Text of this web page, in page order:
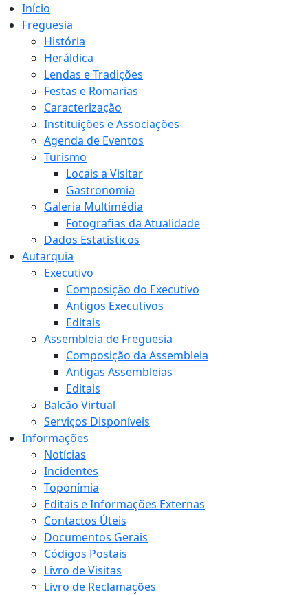
Início
Freguesia
História
Heráldica
Lendas e Tradições
Festas e Romarias
Caracterização
Instituições e Associações
Agenda de Eventos
Turismo
Locais a Visitar
Gastronomia
Galeria Multimédia
Fotografias da Atualidade
Dados Estatísticos
Autarquia
Executivo
Composição do Executivo
Antigos Executivos
Editais
Assembleia de Freguesia
Composição da Assembleia
Antigas Assembleias
Editais
Balcão Virtual
Serviços Disponíveis
Informações
Notícias
Incidentes
Toponímia
Editais e Informações Externas
Contactos Úteis
Documentos Gerais
Códigos Postais
Livro de Visitas
Livro de Reclamações